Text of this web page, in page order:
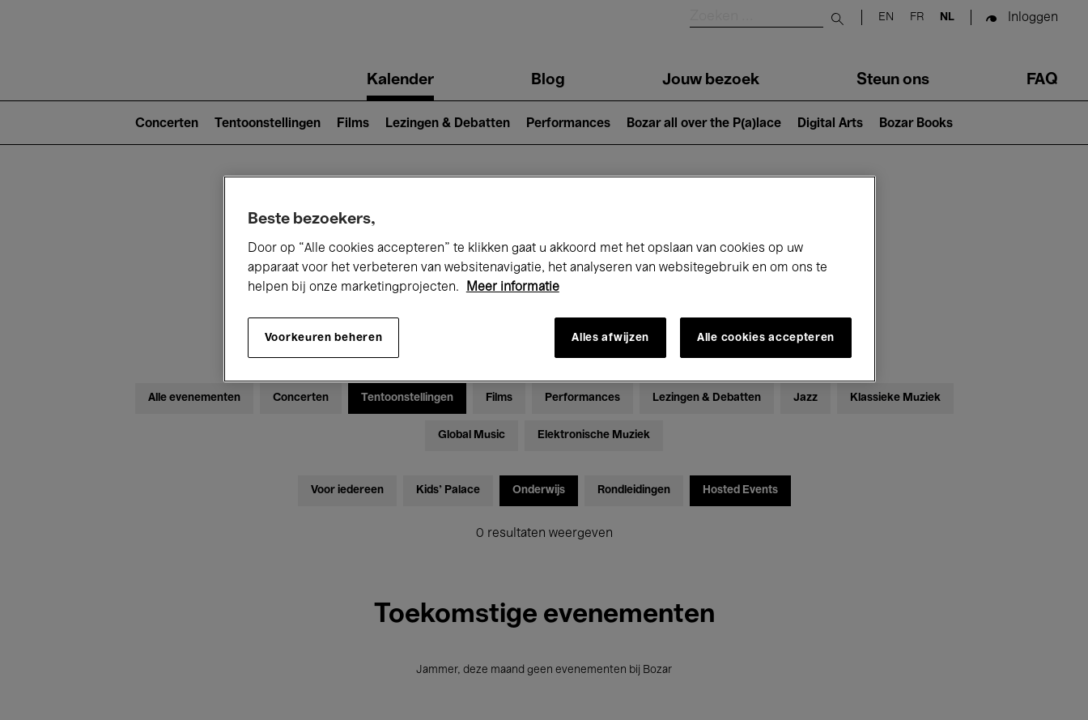
Submit search
EN FR NL Inloggen
navigationKalender Blog Jouw bezoek Steun ons FAQ
2)
Concerten Tentoonstellingen Films Lezingen & Debatten Performances Bozar all over the P(a)lace Digital Arts Bozar Books
Alle evenementen Concerten Tentoonstellingen Films Performances Lezingen & Debatten Jazz Klassieke Muziek
Global Music Elektronische Muziek
Voor iedereen Kids’ Palace Onderwijs Rondleidingen Hosted Events
0 resultaten weergeven
Toekomstige evenementen
Jammer, deze maand geen evenementen bij Bozar
Beste bezoekers,
Door op “Alle cookies accepteren” te klikken gaat u akkoord met het opslaan van cookies op uw
apparaat voor het verbeteren van websitenavigatie, het analyseren van websitegebruik en om ons te
helpen bij onze marketingprojecten.
Meer informatie
Voorkeuren beheren Alles afwijzen Alle cookies accepteren